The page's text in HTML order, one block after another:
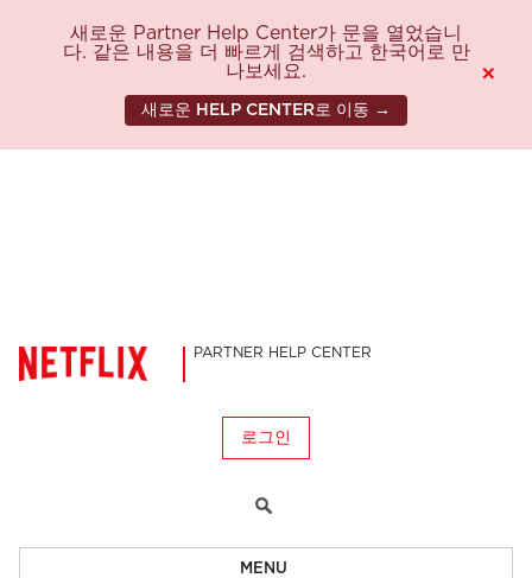
새로운 Partner Help Center가 문을 열었습니
다. 같은 내용을 더 빠르게 검색하고 한국어로 만
나보세요.
새로운 HELP CENTER로 이동 →
×
PARTNER HELP CENTER
로그인
MENU